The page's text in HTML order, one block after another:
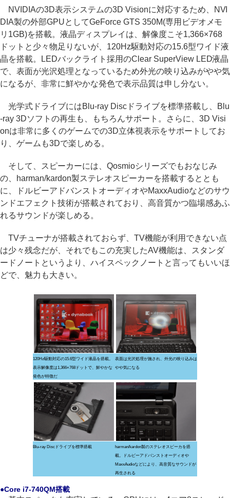
NVIDIAの3D表示システムの3D Visionに対応するため、NVI
DIA製の外部GPUとしてGeForce GTS 350M(専用ビデオメモ
リ1GB)を搭載。液晶ディスプレイは、解像度こそ1,366×768
ドットと少々物足りないが、120Hz駆動対応の15.6型ワイド液
晶を搭載。LEDバックライト採用のClear SuperView LED液晶
で、表面が光沢処理となっているため外光の映り込みがやや気
になるが、非常に鮮やかな発色で表示品質は申し分ない。
光学式ドライブにはBlu-ray Discドライブを標準搭載し、Blu
-ray 3Dソフトの再生も、もちろんサポート。さらに、3D Visi
onは非常に多くのゲームでの3D立体視表示をサポートしてお
り、ゲームも3Dで楽しめる。
そして、スピーカーには、Qosmioシリーズでもおなじみ
の、harman/kardon製ステレオスピーカーを搭載するととも
に、ドルビーアドバンストオーディオやMaxxAudioなどのサウ
ンドエフェクト技術が搭載されており、高音質かつ臨場感あふ
れるサウンドが楽しめる。
TVチューナが搭載されておらず、TV機能が利用できない点
は少々残念だが、それでもこの充実したAV機能は、スタンダ
ードノートというより、ハイスペックノートと言ってもいいほ
どで、魅力も大きい。
120Hz駆動対応の15.6型ワイド液晶を搭載。
表示解像度は1,366×768ドットで、鮮やかな
発色が特徴だ
表面は光沢処理が施され、外光の映り込みは
やや気になる
Blu-ray Discドライブを標準搭載
harman/kardon製のステレオスピーカを搭
載。ドルビーアドバンストオーディオや
MaxxAudioなどにより、高音質なサウンドが
再生される
●Core i7-740QM搭載